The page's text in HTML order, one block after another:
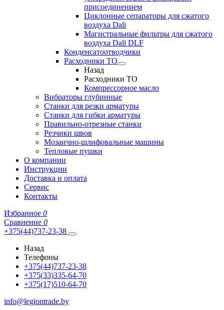
присоединением
Циклонные сепараторы для сжатого
воздуха Dali
Магистральные фильтры для сжатого
воздуха Dali DLF
Конденсатоотводчики
Расходники ТО
Назад
Расходники ТО
Компрессорное масло
Вибраторы глубинные
Станки для резки арматуры
Станки для гибки арматуры
Правильно-отрезные станки
Резчики швов
Мозаично-шлифовальные машины
Тепловые пушки
О компании
Инструкции
Доставка и оплата
Сервис
Контакты
Избранное 0
Сравнение 0
+375(44)737-23-38
Назад
Телефоны
+375(44)737-23-38
+375(33)335-64-70
+375(17)510-64-70
info@legiontrade.by